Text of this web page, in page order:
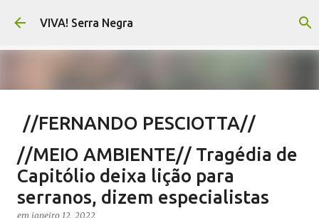
Pular para o conteúdo principal
VIVA! Serra Negra
//FERNANDO PESCIOTTA//
Encurtando caminho
em agosto 06, 2026 FERNANDO PESCIOTTA
NOTÍCIAS SERRA NEGRA VIVA! SERRA NEGRA
0
//MEIO AMBIENTE// Tragédia de
Capitólio deixa lição para
serranos, dizem especialistas
em janeiro 12, 2022